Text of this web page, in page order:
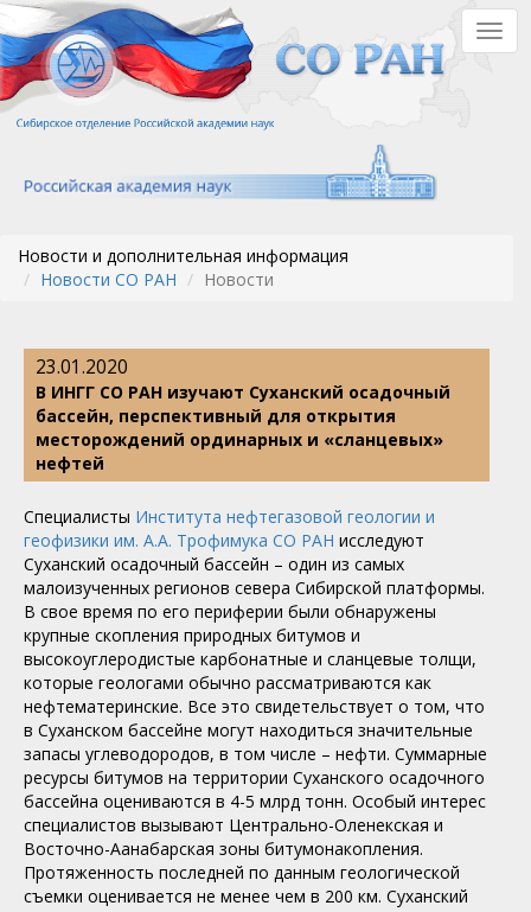
Перейти
к
основному
содержанию
Новости и дополнительная информация
Новости СО РАН
Новости
23.01.2020
В ИНГГ СО РАН изучают Суханский осадочный
бассейн, перспективный для открытия
месторождений ординарных и «сланцевых»
нефтей
Специалисты Института нефтегазовой геологии и
геофизики им. А.А. Трофимука СО РАН исследуют
Суханский осадочный бассейн – один из самых
малоизученных регионов севера Сибирской платформы.
В свое время по его периферии были обнаружены
крупные скопления природных битумов и
высокоуглеродистые карбонатные и сланцевые толщи,
которые геологами обычно рассматриваются как
нефтематеринские. Все это свидетельствует о том, что
в Суханском бассейне могут находиться значительные
запасы углеводородов, в том числе – нефти. Суммарные
ресурсы битумов на территории Суханского осадочного
бассейна оцениваются в 4-5 млрд тонн. Особый интерес
специалистов вызывают Центрально-Оленекская и
Восточно-Аанабарская зоны битумонакопления.
Протяженность последней по данным геологической
съемки оценивается не менее чем в 200 км. Суханский